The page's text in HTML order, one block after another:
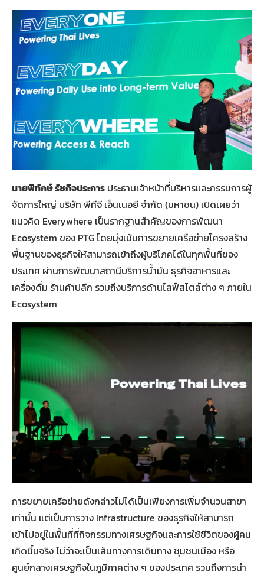
นายพิทักษ์ รัชกิจประการ ประธานเจ้าหน้าที่บริหารและกรรมการผู้
จัดการใหญ่ บริษัท พีทีจี เอ็นเนอยี จำกัด (มหาชน) เปิดเผยว่า
แนวคิด Everywhere เป็นรากฐานสำคัญของการพัฒนา
Ecosystem ของ PTG โดยมุ่งเน้นการขยายเครือข่ายโครงสร้าง
พื้นฐานของธุรกิจให้สามารถเข้าถึงผู้บริโภคได้ในทุกพื้นที่ของ
ประเทศ ผ่านการพัฒนาสถานีบริการน้ำมัน ธุรกิจอาหารและ
เครื่องดื่ม ร้านค้าปลีก รวมถึงบริการด้านไลฟ์สไตล์ต่าง ๆ ภายใน
Ecosystem
การขยายเครือข่ายดังกล่าวไม่ได้เป็นเพียงการเพิ่มจำนวนสาขา
เท่านั้น แต่เป็นการวาง Infrastructure ของธุรกิจให้สามารถ
เข้าไปอยู่ในพื้นที่ที่กิจกรรมทางเศรษฐกิจและการใช้ชีวิตของผู้คน
เกิดขึ้นจริง ไม่ว่าจะเป็นเส้นทางการเดินทาง ชุมชนเมือง หรือ
ศูนย์กลางเศรษฐกิจในภูมิภาคต่าง ๆ ของประเทศ รวมถึงการนำ